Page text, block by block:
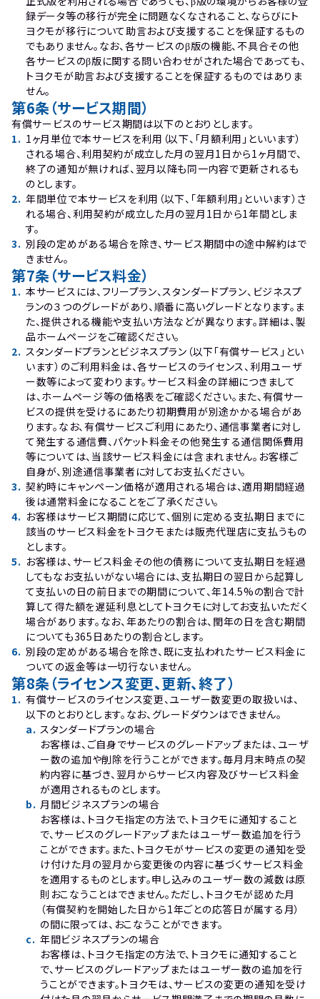
録データ等の移行が完全に問題なくなされること、ならびにト
ヨクモが移行について助言および支援することを保証するもの
でもありません。なお、各サービスのβ版の機能、不具合その他
各サービスのβ版に関する問い合わせがされた場合であっても、
トヨクモが助言および支援することを保証するものではありま
せん。
第6条（サービス期間）
有償サービスのサービス期間は以下のとおりとします。
1. 1ヶ月単位で本サービスを利用（以下、「月額利用」といいます）
される場合、利用契約が成立した月の翌月1日から1ヶ月間で、
終了の通知が無ければ、翌月以降も同一内容で更新されるも
のとします。
2. 年間単位で本サービスを利用（以下、「年額利用」といいます）さ
れる場合、利用契約が成立した月の翌月1日から1年間としま
す。
3. 別段の定めがある場合を除き、サービス期間中の途中解約はで
きません。
第7条（サービス料金）
1. 本サービスには、フリープラン、スタンダードプラン、ビジネスプ
ランの３つのグレードがあり、順番に高いグレードとなります。ま
た、提供される機能や支払い方法などが異なります。詳細は、製
品ホームページをご確認ください。
2. スタンダードプランとビジネスプラン（以下「有償サービス」とい
います）のご利用料金は、各サービスのライセンス、利用ユーザ
ー数等によって変わります。サービス料金の詳細につきまして
は、ホームページ等の価格表をご確認ください。また、有償サー
ビスの提供を受けるにあたり初期費用が別途かかる場合があ
ります。なお、有償サービスご利用にあたり、通信事業者に対し
て発生する通信費、パケット料金その他発生する通信関係費用
等については、当該サービス料金には含まれません。お客様ご
自身が、別途通信事業者に対してお支払ください。
3. 契約時にキャンペーン価格が適用される場合は、適用期間経過
後は通常料金になることをご了承ください。
4. お客様はサービス期間に応じて、個別に定める支払期日までに
該当のサービス料金をトヨクモまたは販売代理店に支払うもの
とします。
5. お客様は、サービス料金その他の債務について支払期日を経過
してもなお支払いがない場合には、支払期日の翌日から起算し
て支払いの日の前日までの期間について、年14.5%の割合で計
算して得た額を遅延利息としてトヨクモに対してお支払いただく
場合があります。なお、年あたりの割合は、閏年の日を含む期間
についても365日あたりの割合とします。
6. 別段の定めがある場合を除き、既に支払われたサービス料金に
ついての返金等は一切行ないません。
第8条（ライセンス変更、更新、終了）
1. 有償サービスのライセンス変更、ユーザー数変更の取扱いは、
以下のとおりとします。なお、グレードダウンはできません。
a. スタンダードプランの場合
お客様は、ご自身でサービスのグレードアップまたは、ユーザ
ー数の追加や削除を行うことができます。毎月月末時点の契
約内容に基づき、翌月からサービス内容及びサービス料金
が適用されるものとします。
b. 月間ビジネスプランの場合
お客様は、トヨクモ指定の方法で、トヨクモに通知すること
で、サービスのグレードアップまたはユーザー数追加を行う
ことができます。また、トヨクモがサービスの変更の通知を受
け付けた月の翌月から変更後の内容に基づくサービス料金
を適用するものとします。申し込みのユーザー数の減数は原
則おこなうことはできません。ただし、トヨクモが認めた月
（有償契約を開始した日から1年ごとの応答日が属する月）
の間に限っては、おこなうことができます。
c. 年間ビジネスプランの場合
お客様は、トヨクモ指定の方法で、トヨクモに通知すること
で、サービスのグレードアップまたはユーザー数の追加を行
うことができます。トヨクモは、サービスの変更の通知を受け